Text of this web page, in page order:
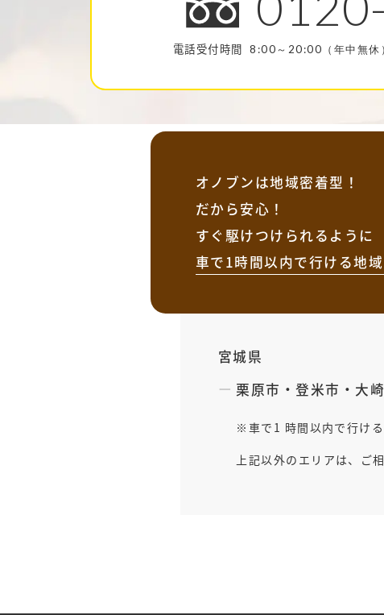
電話受付時間8:00～20:00（年中無休
オノブンは地域密着型！
だから安心！
すぐ駆けつけられるように
車で1時間以内で行ける地
宮城県
栗原市 ・登米市 ・ 大
車で1 時間以内で行け
上記以外のエリアは、ご